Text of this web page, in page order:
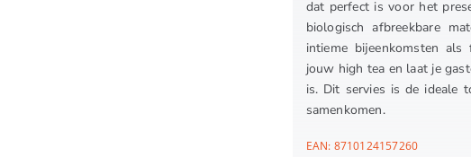
dat perfect is voor het
biologisch afbreekbare
intieme bijeenkomsten als
jouw high tea en laat je
is. Dit servies is de ideale
samenkomen.
EAN: 8710124157260